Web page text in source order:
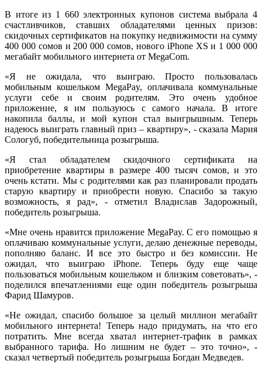
В итоге из 1 660 электронных купонов система выбрала 4
счастливчиков, ставших обладателями ценных призов:
скидочных сертификатов на покупку недвижимости на сумму
400 000 сомов и 200 000 сомов, нового iPhone XS и 1 000 000
мегабайт мобильного интернета от MegaCom.
«Я не ожидала, что выиграю. Просто пользовалась
мобильным кошельком MegaPay, оплачивала коммунальные
услуги себе и своим родителям. Это очень удобное
приложение, я им пользуюсь с самого начала. В итоге
накопила баллы, и мой купон стал выигрышным. Теперь
надеюсь выиграть главный приз – квартиру», - сказала Мария
Сологуб, победительница розыгрыша.
«Я стал обладателем скидочного сертификата на
приобретение квартиры в размере 400 тысяч сомов, и это
очень кстати. Мы с родителями как раз планировали продать
старую квартиру и приобрести новую. Спасибо за такую
возможность, я рад», - отметил Владислав Задорожный,
победитель розыгрыша.
«Мне очень нравится приложение MegaPay. С его помощью я
оплачиваю коммунальные услуги, делаю денежные переводы,
пополняю баланс. И все это быстро и без комиссии. Не
ожидал, что выиграю iPhone. Теперь буду еще чаще
пользоваться мобильным кошельком и близким советовать», -
поделился впечатлениями еще один победитель розыгрыша
Фарид Шамуров.
«Не ожидал, спасибо большое за целый миллион мегабайт
мобильного интернета! Теперь надо придумать, на что его
потратить. Мне всегда хватал интернет-трафик в рамках
выбранного тарифа. Но лишним не будет – это точно», -
сказал четвертый победитель розыгрыша Богдан Медведев.